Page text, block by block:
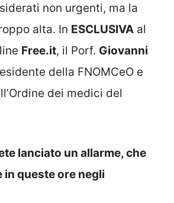
non urgenti, ma la
alta. In ESCLUSIVA al
Free.it, il Porf. Giovanni
della FNOMCeO e
dei medici del
lanciato un allarme, che
in queste ore negli